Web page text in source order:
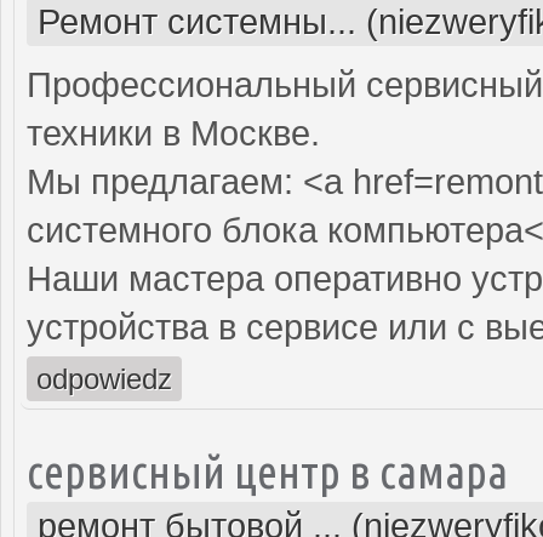
Ремонт системны...
Профессиональный
техники в Москве.
Мы предлагаем: <a
системного блока
Наши мастера оперативно
устройства в сервисе или с
odpowiedz
сервисный центр в самара
ремонт бытовой ...